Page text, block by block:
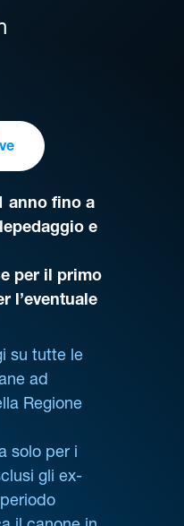
anno fino a
e
per il primo
l’eventuale
su tutte le
ad
Regione
solo per i
gli ex-